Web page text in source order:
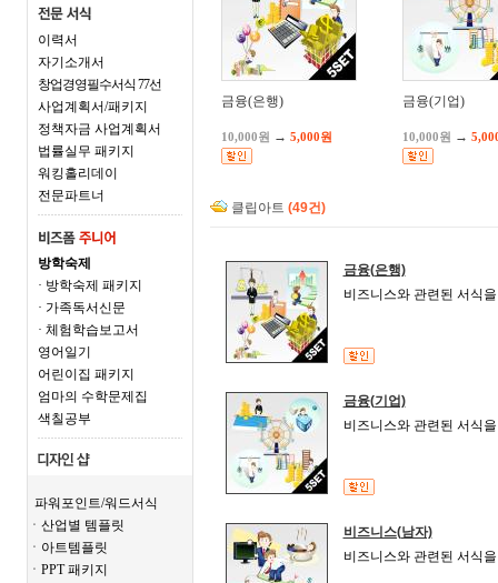
이력서
자기소개서
창업경영필수서식 77선
사업계획서/패키지
정책자금 사업계획서
법률실무 패키지
워킹홀리데이
전문파트너
방학숙제
· 방학숙제 패키지
· 가족독서신문
· 체험학습보고서
영어일기
어린이집 패키지
엄마의 수학문제집
색칠공부
파워포인트/워드서식
ㆍ산업별 템플릿
ㆍ아트템플릿
ㆍPPT 패키지
금융(은행)
10,000원 → 5,000원
금융(기업)
10,000원 →
클립아트 (49건)
금융(은행)
비즈니스와 관련된 서식
금융(기업)
비즈니스와 관련된 서식
비즈니스(남자)
비즈니스와 관련된 서식